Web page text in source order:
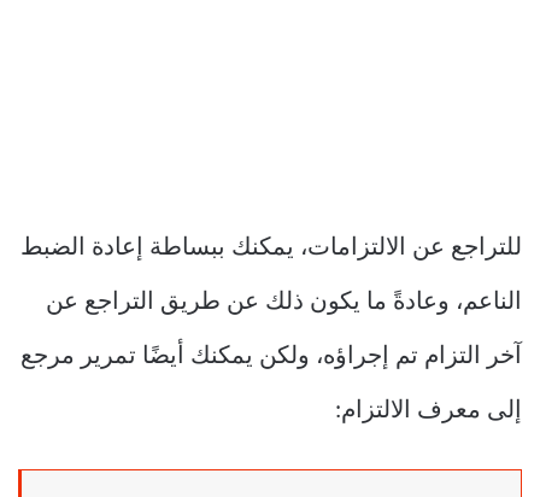
للتراجع عن الالتزامات، يمكنك ببساطة إعادة الضبط
الناعم، وعادةً ما يكون ذلك عن طريق التراجع عن
آخر التزام تم إجراؤه، ولكن يمكنك أيضًا تمرير مرجع
إلى معرف الالتزام: